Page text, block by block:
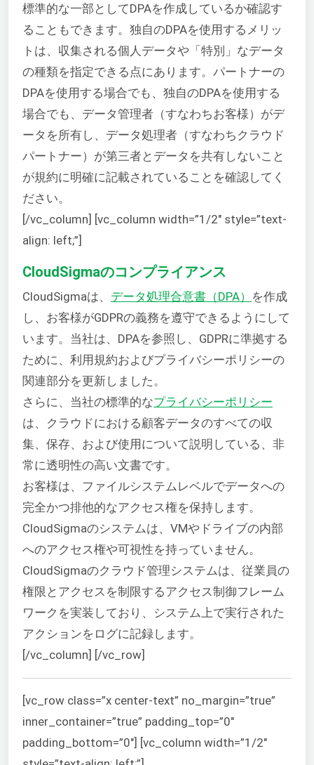
標準的な一部としてDPAを作成しているか確認す
ることもできます。独自のDPAを使用するメリッ
トは、収集される個人データや「特別」なデータ
の種類を指定できる点にあります。パートナーの
DPAを使用する場合でも、独自のDPAを使用する
場合でも、データ管理者（すなわちお客様）がデ
ータを所有し、データ処理者（すなわちクラウド
パートナー）が第三者とデータを共有しないこと
が規約に明確に記載されていることを確認してく
ださい。
[/vc_column] [vc_column width=”1/2″ style=”text-
align: left;”]
CloudSigmaのコンプライアンス
CloudSigmaは、 データ処理合意書（DPA） を作成
し、お客様がGDPRの義務を遵守できるようにして
います。当社は、DPAを参照し、GDPRに準拠する
ために、利用規約およびプライバシーポリシーの
関連部分を更新しました。
さらに、当社の標準的なプライバシーポリシー
は、クラウドにおける顧客データのすべての収
集、保存、および使用について説明している、非
常に透明性の高い文書です。
お客様は、ファイルシステムレベルでデータへの
完全かつ排他的なアクセス権を保持します。
CloudSigmaのシステムは、VMやドライブの内部
へのアクセス権や可視性を持っていません。
CloudSigmaのクラウド管理システムは、従業員の
権限とアクセスを制限するアクセス制御フレーム
ワークを実装しており、システム上で実行された
アクションをログに記録します。
[/vc_column] [/vc_row]
[vc_row class=”x center-text” no_margin=”true”
inner_container=”true” padding_top=”0″
padding_bottom=”0″] [vc_column width=”1/2″